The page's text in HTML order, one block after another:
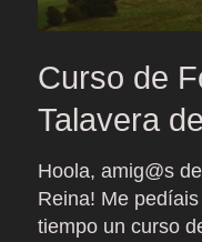
Curso de
Talavera
Hoola, amig@s
Reina! Me
tiempo un curso